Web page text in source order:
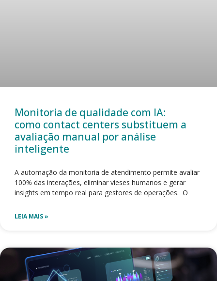
Monitoria de qualidade com IA:
como contact centers substituem a
avaliação manual por análise
inteligente
A automação da monitoria de atendimento permite avaliar
100% das interações, eliminar vieses humanos e gerar
insights em tempo real para gestores de operações. O
LEIA MAIS »